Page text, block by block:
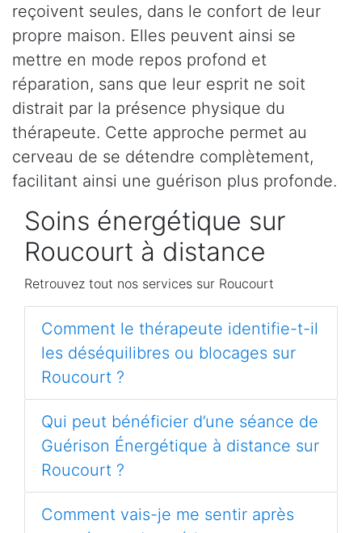
reçoivent seules, dans le confort de leur
propre maison. Elles peuvent ainsi se
mettre en mode repos profond et
réparation, sans que leur esprit ne soit
distrait par la présence physique du
thérapeute. Cette approche permet au
cerveau de se détendre complètement,
facilitant ainsi une guérison plus profonde.
Soins énergétique sur
Roucourt à distance
Retrouvez tout nos services sur Roucourt
Comment le thérapeute identifie-t-il
les déséquilibres ou blocages sur
Roucourt ?
Qui peut bénéficier d’une séance de
Guérison Énergétique à distance sur
Roucourt ?
Comment vais-je me sentir après